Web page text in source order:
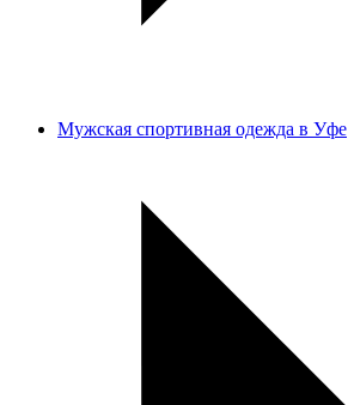
Мужская спортивная одежда в Уфе